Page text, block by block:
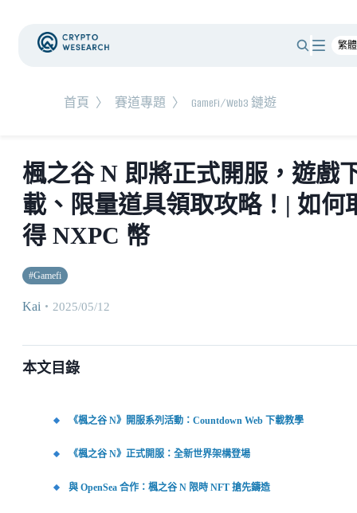
首頁 〉 賽道專題 〉 GameFi/Web3 鏈遊
楓之谷 N 即將正式開服，遊戲
載、限量道具領取攻略！| 如何
得 NXPC 幣
#Gamefi
Kai ・ 2025/05/12
本文目錄
《楓之谷 N》開服系列活動：Countdown Web 下載教學
《楓之谷 N》正式開服：全新世界架構登場
與 OpenSea 合作：楓之谷 N 限時 NFT 搶先鑄造